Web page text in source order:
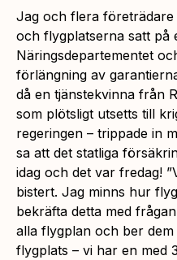
Jag och flera
och flygplatserna satt på
Näringsdepartementet
förlängning av
då en tjänstekvinna från
som plötsligt utsetts till
regeringen – trippade in
sa att det statliga
idag och det var fredag! ”
bistert. Jag minns hur
bekräfta detta med
alla flygplan och ber
flygplats – vi har en med